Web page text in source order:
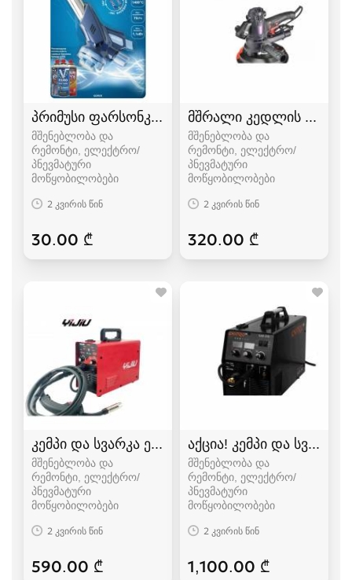
პრიმუსი ფარსონკა ფუსფუსა
მშენებლობა და
რემონტი, ელექტრო/
პნევმატური
მოწყობილობები
2 კვირის წინ
30.00 ₾
მშრალი კედლის
მშენებლობა და
რემონტი, ელექტრო/
პნევმატური
მოწყობილობები
2 კვირის წინ
320.00 ₾
კემპი და სვარკა ერთ აპარატში, რომლითაც
მშენებლობა და
რემონტი, ელექტრო/
პნევმატური
მოწყობილობები
2 კვირის წინ
590.00 ₾
აქცია! კემპი და სვარკა
მშენებლობა და
რემონტი, ელექტრო/
პნევმატური
მოწყობილობები
2 კვირის წინ
1,100.00 ₾